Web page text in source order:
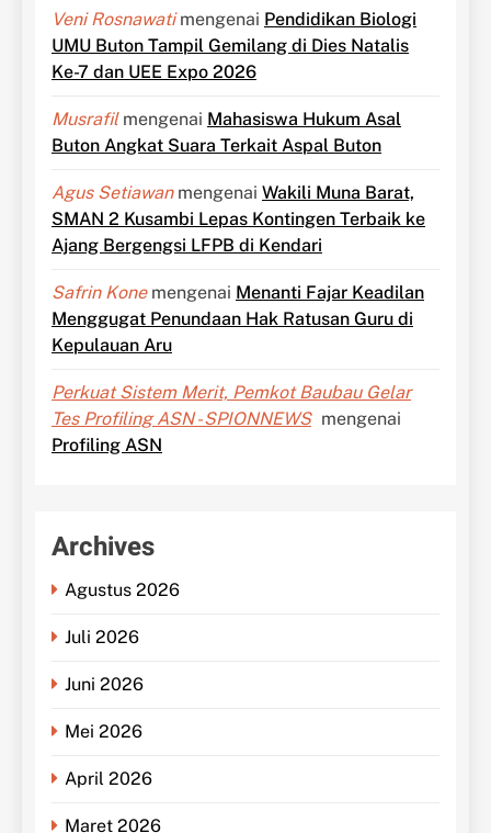
Veni Rosnawatimengenai Pendidikan Biologi
UMU Buton Tampil Gemilang di Dies Natalis
Ke-7 dan UEE Expo 2026
Musrafilmengenai Mahasiswa Hukum Asal
Buton Angkat Suara Terkait Aspal Buton
Agus Setiawanmengenai Wakili Muna Barat,
SMAN 2 Kusambi Lepas Kontingen Terbaik ke
Ajang Bergengsi LFPB di Kendari
Safrin Konemengenai Menanti Fajar Keadilan
Menggugat Penundaan Hak Ratusan Guru di
Kepulauan Aru
Perkuat Sistem Merit, Pemkot Baubau Gelar
Tes Profiling ASN - SPIONNEWS mengenai
Profiling ASN
Archives
Agustus 2026
Juli 2026
Juni 2026
Mei 2026
April 2026
Maret 2026